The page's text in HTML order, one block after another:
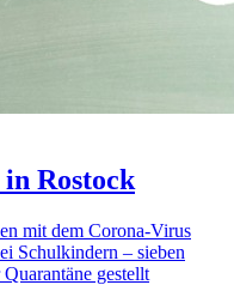
Rostock
mit dem Corona-Virus
Schulkindern – sieben
gestellt